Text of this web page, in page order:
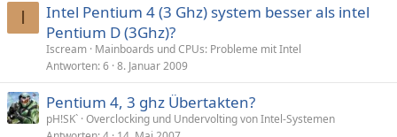
I
Intel Pentium 4 (3 Ghz) system besser als intel
Pentium D (3Ghz)?
Iscream Mainboards und CPUs: Probleme mit Intel
Antworten 6 8. Januar 2009
Pentium 4, 3 ghz Übertakten?
pH!SK` Overclocking und Undervolting von Intel-Systemen